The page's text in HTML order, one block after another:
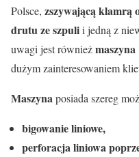
Polsce, zszywającą klamrą
drutu ze szpulii jedną z
uwagi jest również
dużym zainteresowaniem
Maszynaposiada szereg
bigowanie liniowe,
perforacja liniowa